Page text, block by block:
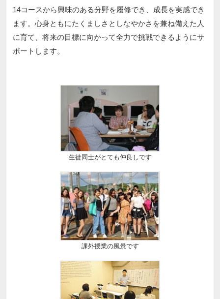
14コースから興味のある分野を履修でき、成長を実感でき
ます。心身ともにたくましさとしなやかさを兼ね備えた人
に育て、将来の目標に向かって全力で挑戦できるようにサ
ポートします。
生徒同士がとても仲良しです
課外授業の風景です